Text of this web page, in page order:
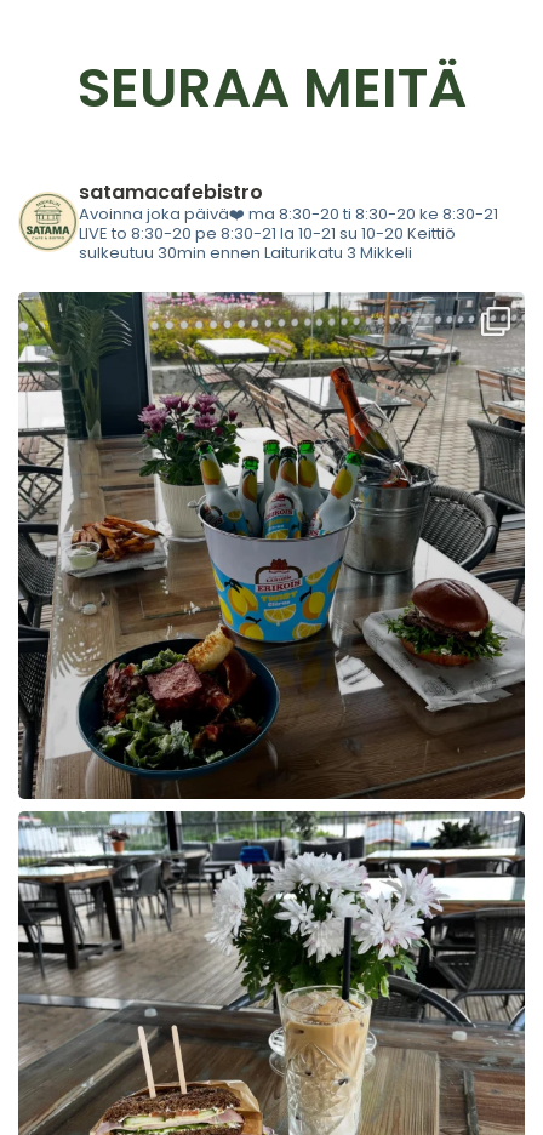
SEURAA MEITÄ
satamacafebistro
Avoinna joka päivä❤️ ma 8:30-20 ti 8:30-20 ke 8:30-21
LIVE to 8:30-20 pe 8:30-21 la 10-21 su 10-20 Keittiö
sulkeutuu 30min ennen Laiturikatu 3 Mikkeli